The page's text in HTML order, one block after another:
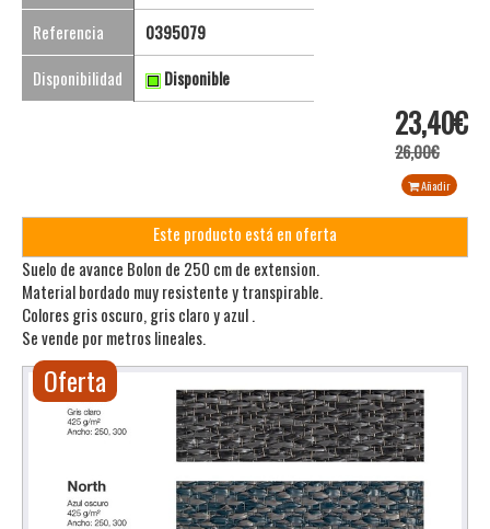
Referencia
0395079
Disponibilidad
Disponible
23,40€
26,00€
Añadir
Este producto está en oferta
Suelo de avance Bolon de 250 cm de extension.
Material bordado muy resistente y transpirable.
Colores gris oscuro, gris claro y azul .
Se vende por metros lineales.
Oferta